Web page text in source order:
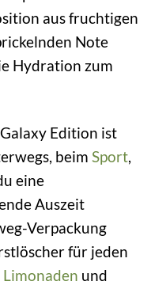
aus fruchtigen
Note
Hydration zum
Edition ist
beim Sport,
eine
Auszeit
Verpackung
für jeden
Limonaden und